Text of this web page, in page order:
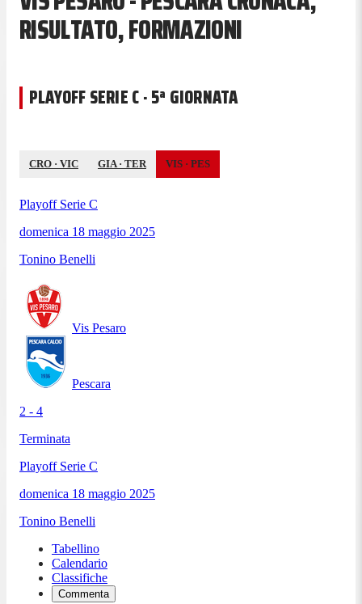
RISULTATO, FORMAZIONI
PLAYOFF SERIE C · 5ª GIORNATA
CRO · VIC GIA· TER VIS · PES
Playoff Serie C
domenica 18 maggio 2025
Tonino Benelli
Vis Pesaro
Pescara
2 - 4
Terminata
Playoff Serie C
domenica 18 maggio 2025
Tonino Benelli
Tabellino
Calendario
Classifiche
Commenta